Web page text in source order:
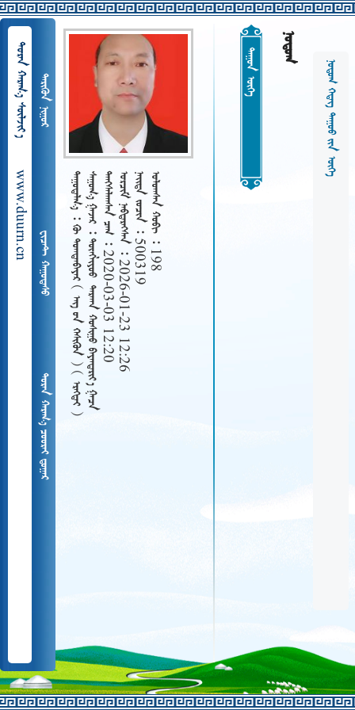
  
www.duurn.cn
 
 
   
 
     
        ᠪᠠᠶᠠᠨᠳᠠᠷᠢᠶ᠎ᠠ ᠭᠠᠴᠠ   2020-03-03 12:20   2026-01-23 12:26   500319   198
  ᠨᠤᠳᠤᠭ
ᠨᠤᠳᠤᠭ ᠭᠡᠳᠡᠭ ᠲᠠᠭᠤᠤ ᠶᠢᠨ ᠦᠭᠡ